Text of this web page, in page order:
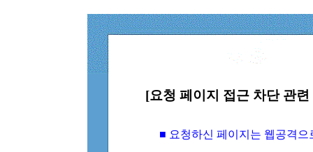
[요청 페이지 접근 차단 관
■ 요청하신 페이지는 웹공격